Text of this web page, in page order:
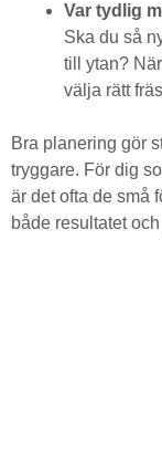
Var tydlig
Ska du så
till ytan?
välja rätt
Bra planering gör
tryggare. För dig
är det ofta de små
både resultatet